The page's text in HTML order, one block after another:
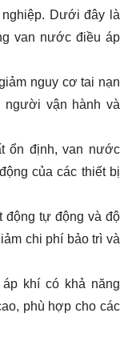
Dưới đây là
van nước điều áp
nguy cơ tai nạn
người vận hành và
ổn định, van nước
của các thiết bị
động tự động và độ
chi phí bảo trì và
khí có khả năng
phù hợp cho các